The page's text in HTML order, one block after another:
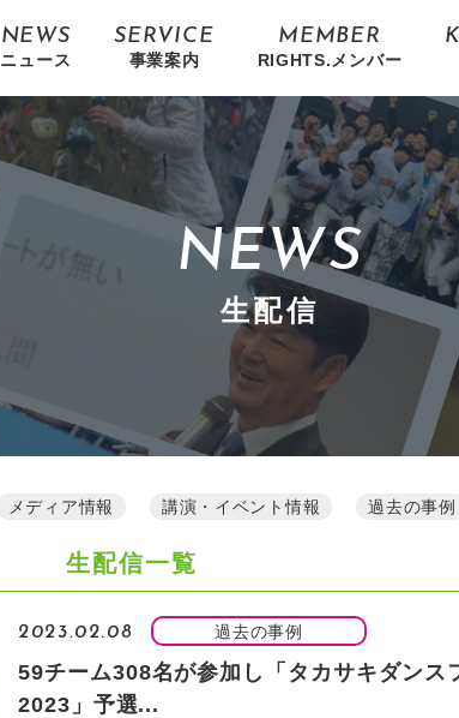
NEWS
ニュース
SERVICE
事業案内
MEMBER
RIGHTS.メンバー
NEWS
生配信
メディア情報 講演・イベント情報 過去の事例
生配信一覧
2023.02.08 過去の事例
59チーム308名が参加し「タカサキダンス
2023」予選...